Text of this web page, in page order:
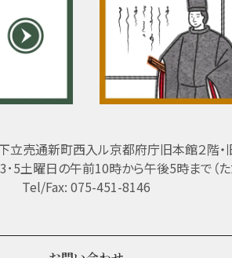
立売通新町西入ル京都府庁旧本館２階・
5土曜日の午前10時から午後5時まで（た
Tel/Fax: 075-451-8146